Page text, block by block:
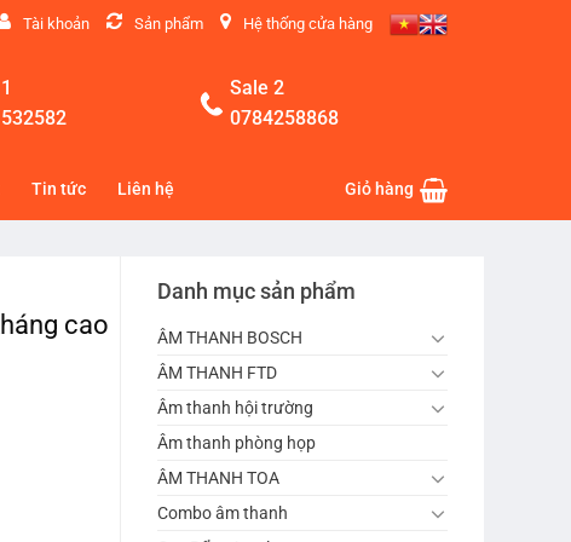
Tài khoản Sản phẩm Hệ thống cửa hàng
Sale 2
0784258868
Tin tức Liên hệ Giỏ hàng
Danh mục sản phẩm
ÂM THANH BOSCH
ÂM THANH FTD
Âm thanh hội trường
Âm thanh phòng họp
ÂM THANH TOA
Combo âm thanh
cao